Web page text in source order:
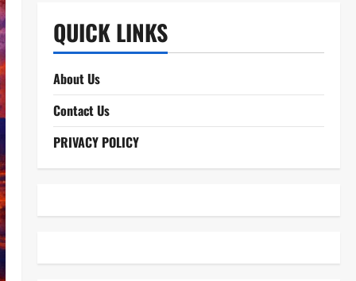
QUICK LINKS
About Us
Contact Us
PRIVACY POLICY